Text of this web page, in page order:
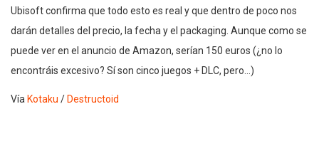
Ubisoft confirma que todo esto es real y que dentro de poco nos
darán detalles del precio, la fecha y el packaging. Aunque como se
puede ver en el anuncio de Amazon, serían 150 euros (¿no lo
encontráis excesivo? Sí son cinco juegos + DLC, pero…)
Vía Kotaku / Destructoid